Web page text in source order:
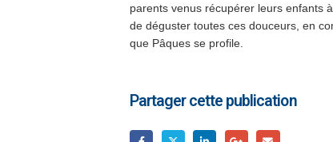
parents venus récupérer leurs enfants
de déguster toutes ces douceurs, en
que Pâques se profile.
Partager cette publication